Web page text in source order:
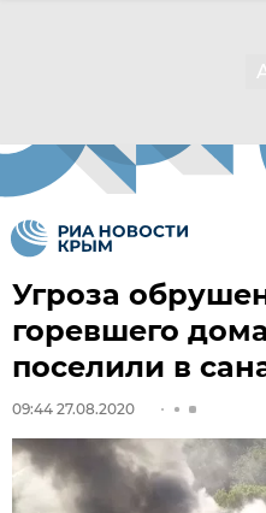
Угроза
горевшего
поселили в
09:44 27.08.2020